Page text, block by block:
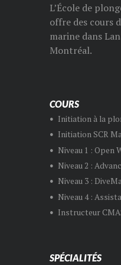
L’École de
offre des cours
marine dans
Montréal.
COURS
Initiation à la
Initiation SCR
Niveau 1 : Open
Niveau 2 :
Niveau 3 :
Niveau 4 :
Instructeur
SPÉCIALITÉS